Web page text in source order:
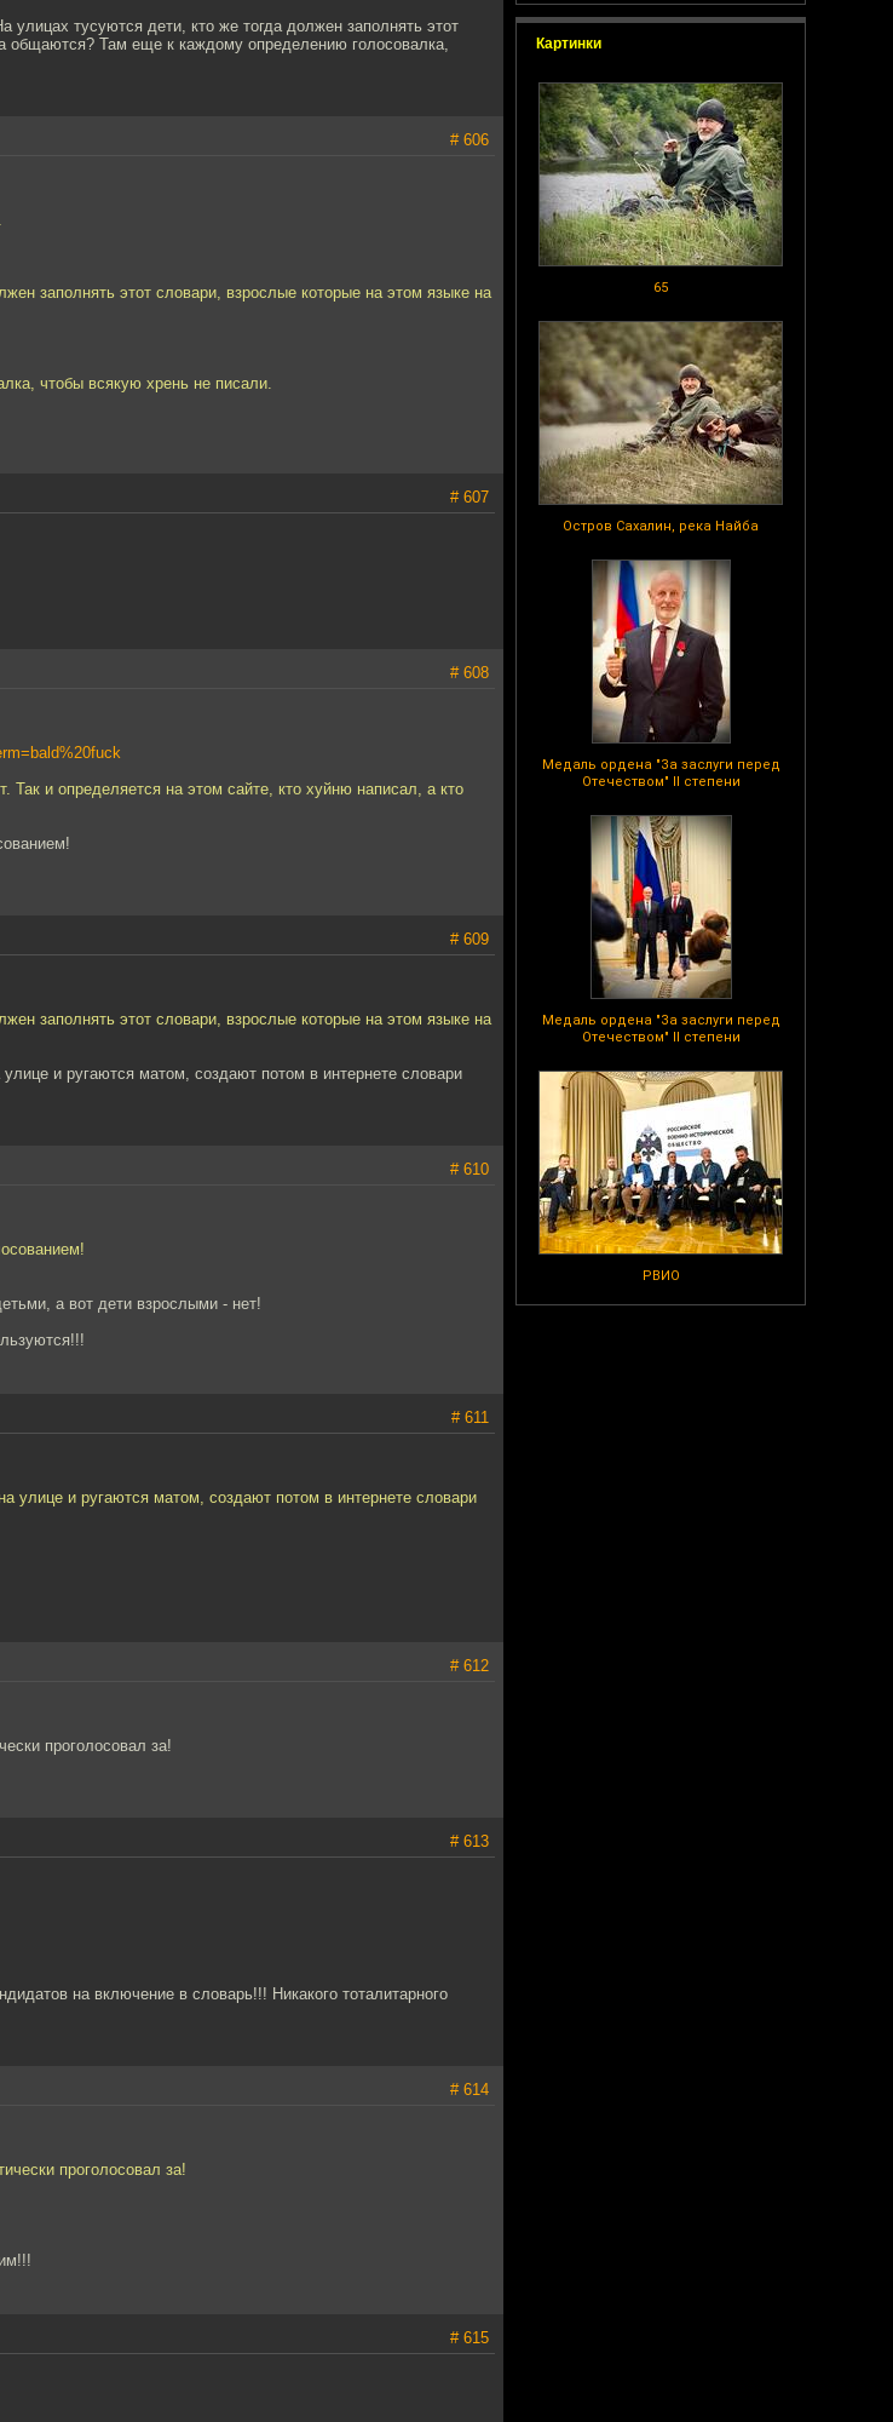
Картинки
65
Остров Сахалин, река Найба
Медаль ордена "За заслуги перед
Отечеством" II степени
Медаль ордена "За заслуги перед
Отечеством" II степени
РВИО
улицах тусуются дети, кто же тогда должен заполнять этот
общаются? Там еще к каждому определению голосовалка,
# 606
заполнять этот словари, взрослые которые на этом языке на
чтобы всякую хрень не писали.
# 607
# 608
и определяется на этом сайте, кто хуйню написал, а кто
# 609
заполнять этот словари, взрослые которые на этом языке на
и ругаются матом, создают потом в интернете словари
# 610
а вот дети взрослыми - нет!
# 611
улице и ругаются матом, создают потом в интернете словари
# 612
проголосовал за!
# 613
на включение в словарь!!! Никакого тоталитарного
# 614
проголосовал за!
# 615